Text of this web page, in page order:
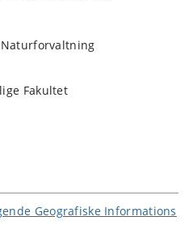
Fakultet
Geografiske Informations